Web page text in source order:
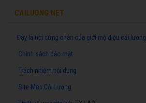
CAILUONG.NET
Đây là nơi dừng chân của giới mộ điệu cải lương
Chính sách bảo mật
Trách nhiệm nội dung
Site-Map Cải Lương